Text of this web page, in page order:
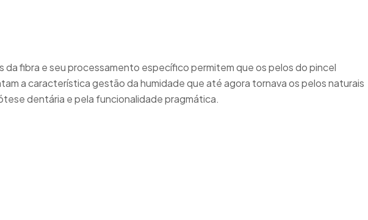
fibra e seu processamento específico permitem que os pelos do pincel
a característica gestão da humidade que até agora tornava os pelos naturais
dentária e pela funcionalidade pragmática.